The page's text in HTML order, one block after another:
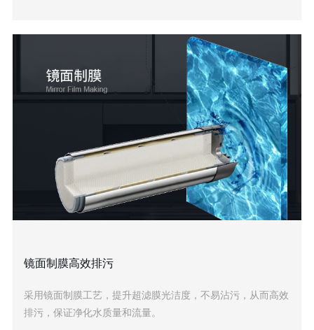
镜面制膜高效排污
采用镜面制膜工艺，提升超滤膜光洁度，不易沾污，从而高效
排污，保证净化水质量和流量。